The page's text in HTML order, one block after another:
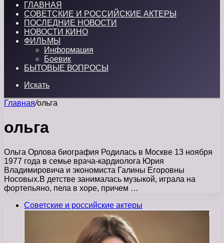
ГЛАВНАЯ
СОВЕТСКИЕ И РОССИЙСКИЕ АКТЕРЫ
ПОСЛЕДНИЕ НОВОСТИ
НОВОСТИ КИНО
ФИЛЬМЫ
Информация
Боевик
БЫТОВЫЕ ВОПРОСЫ
Искать
Главная/ольга
ольга
Ольга Орлова биография Родилась в Москве 13 ноября
1977 года в семье врача-кардиолога Юрия
Владимировича и экономиста Галины Егоровны
Носовых.В детстве занималась музыкой, играла на
фортепьяно, пела в хоре, причем …
Советские и российские актеры